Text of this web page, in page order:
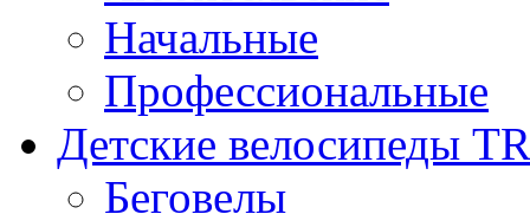
Начальные
Профессиональные
Детские велосипеды
Беговелы